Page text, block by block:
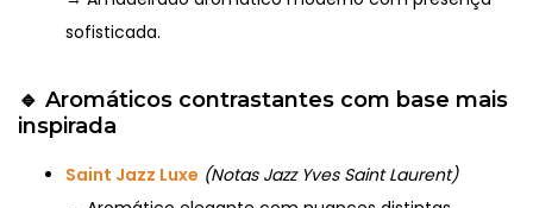
sofisticada.
🔹 Aromáticos contrastantes com base mais
inspirada
Saint Jazz Luxe (Notas Jazz Yves Saint Laurent)